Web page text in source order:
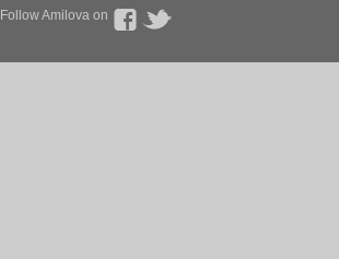
Follow Amilova on